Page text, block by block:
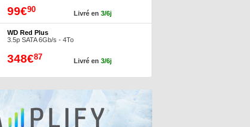
Livré en 3/6j
99€90
WD Red Plus
3.5p SATA 6Gb/s - 4To
Livré en 3/6j
348€87